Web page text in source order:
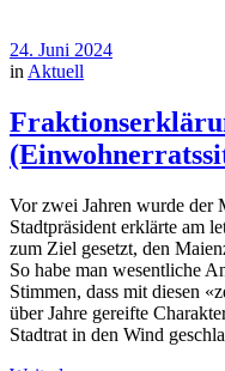
24. Juni 2024
in Aktuell
Vor zwei Jahren wurde der
Stadtpräsident erklärte am
zum Ziel gesetzt, den
So habe man wesentliche
Stimmen, dass mit diesen
über Jahre gereifte
Stadtrat in den Wind